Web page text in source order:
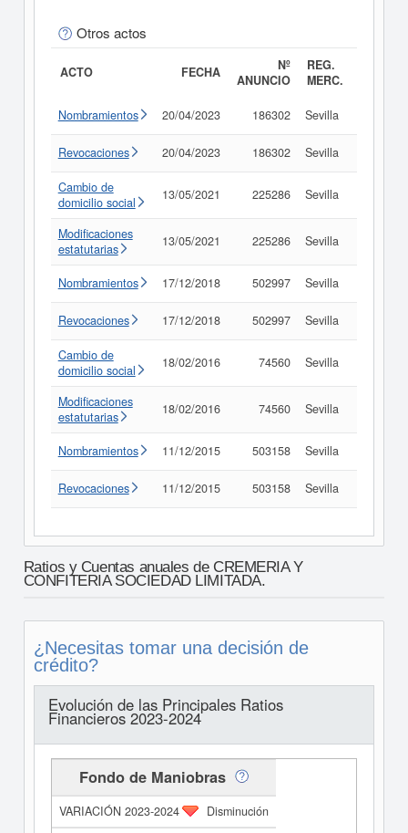
Otros actos
ACTO FECHA
Nº
ANUNCIO
REG.
MERC.
Nombramientos 20/04/2023 186302 Sevilla
Revocaciones 20/04/2023 186302 Sevilla
Cambio de
domicilio social
13/05/2021 225286 Sevilla
Modificaciones
estatutarias
13/05/2021 225286 Sevilla
Nombramientos 17/12/2018 502997 Sevilla
Revocaciones 17/12/2018 502997 Sevilla
Cambio de
domicilio social
18/02/2016 74560 Sevilla
Modificaciones
estatutarias
18/02/2016 74560 Sevilla
Nombramientos 11/12/2015 503158 Sevilla
Revocaciones 11/12/2015 503158 Sevilla
Ratios y Cuentas anuales de CREMERIA Y
CONFITERIA SOCIEDAD LIMITADA.
¿Necesitas tomar una decisión de
crédito?
Evolución de las Principales Ratios
Financieros 2023-2024
Fondo de Maniobras
Disminución